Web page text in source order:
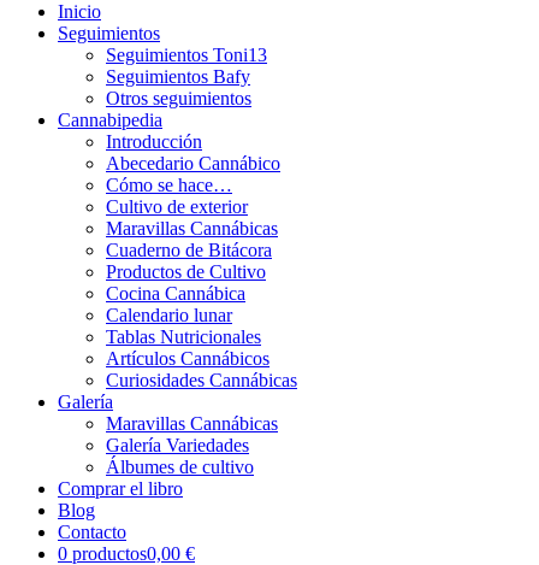
Inicio
Seguimientos
Seguimientos Toni13
Seguimientos Bafy
Otros seguimientos
Cannabipedia
Introducción
Abecedario Cannábico
Cómo se hace…
Cultivo de exterior
Maravillas Cannábicas
Cuaderno de Bitácora
Productos de Cultivo
Cocina Cannábica
Calendario lunar
Tablas Nutricionales
Artículos Cannábicos
Curiosidades Cannábicas
Galería
Maravillas Cannábicas
Galería Variedades
Álbumes de cultivo
Comprar el libro
Blog
Contacto
0 productos0,00 €